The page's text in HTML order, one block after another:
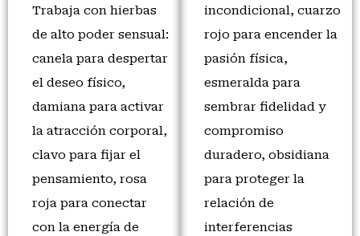
Trabaja con hierbas
de alto poder sensual:
canela para despertar
el deseo físico,
damiana para activar
la atracción corporal,
clavo para fijar el
pensamiento, rosa
roja para conectar
con la energía de
incondicional, cuarzo
rojo para encender la
pasión física,
esmeralda para
sembrar fidelidad y
compromiso
duradero, obsidiana
para proteger la
relación de
interferencias